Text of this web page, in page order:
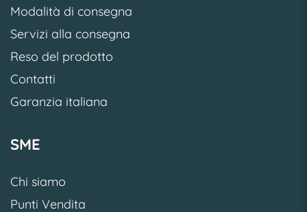
Modalità di consegna
Servizi alla consegna
Reso del prodotto
Contatti
Garanzia italiana
SME
Chi siamo
Punti Vendita